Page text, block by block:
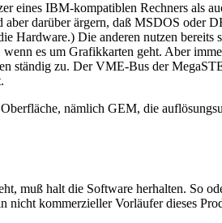
eines IBM-kompatiblen Rechners als
aber darüber ärgern, daß MSDOS
Hardware.) Die anderen nutzen
es um Grafikkarten geht. Aber
ständig zu. Der VME-Bus der
nämlich GEM, die
muß halt die Software herhalten. So
kommerzieller Vorläufer dieses